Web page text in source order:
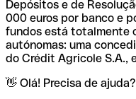
Depósitos e de
000 euros por banco e
fundos está totalmente
autónomas: uma
do Crédit Agricole S.A.,
👋 Olá! Precisa de ajuda?